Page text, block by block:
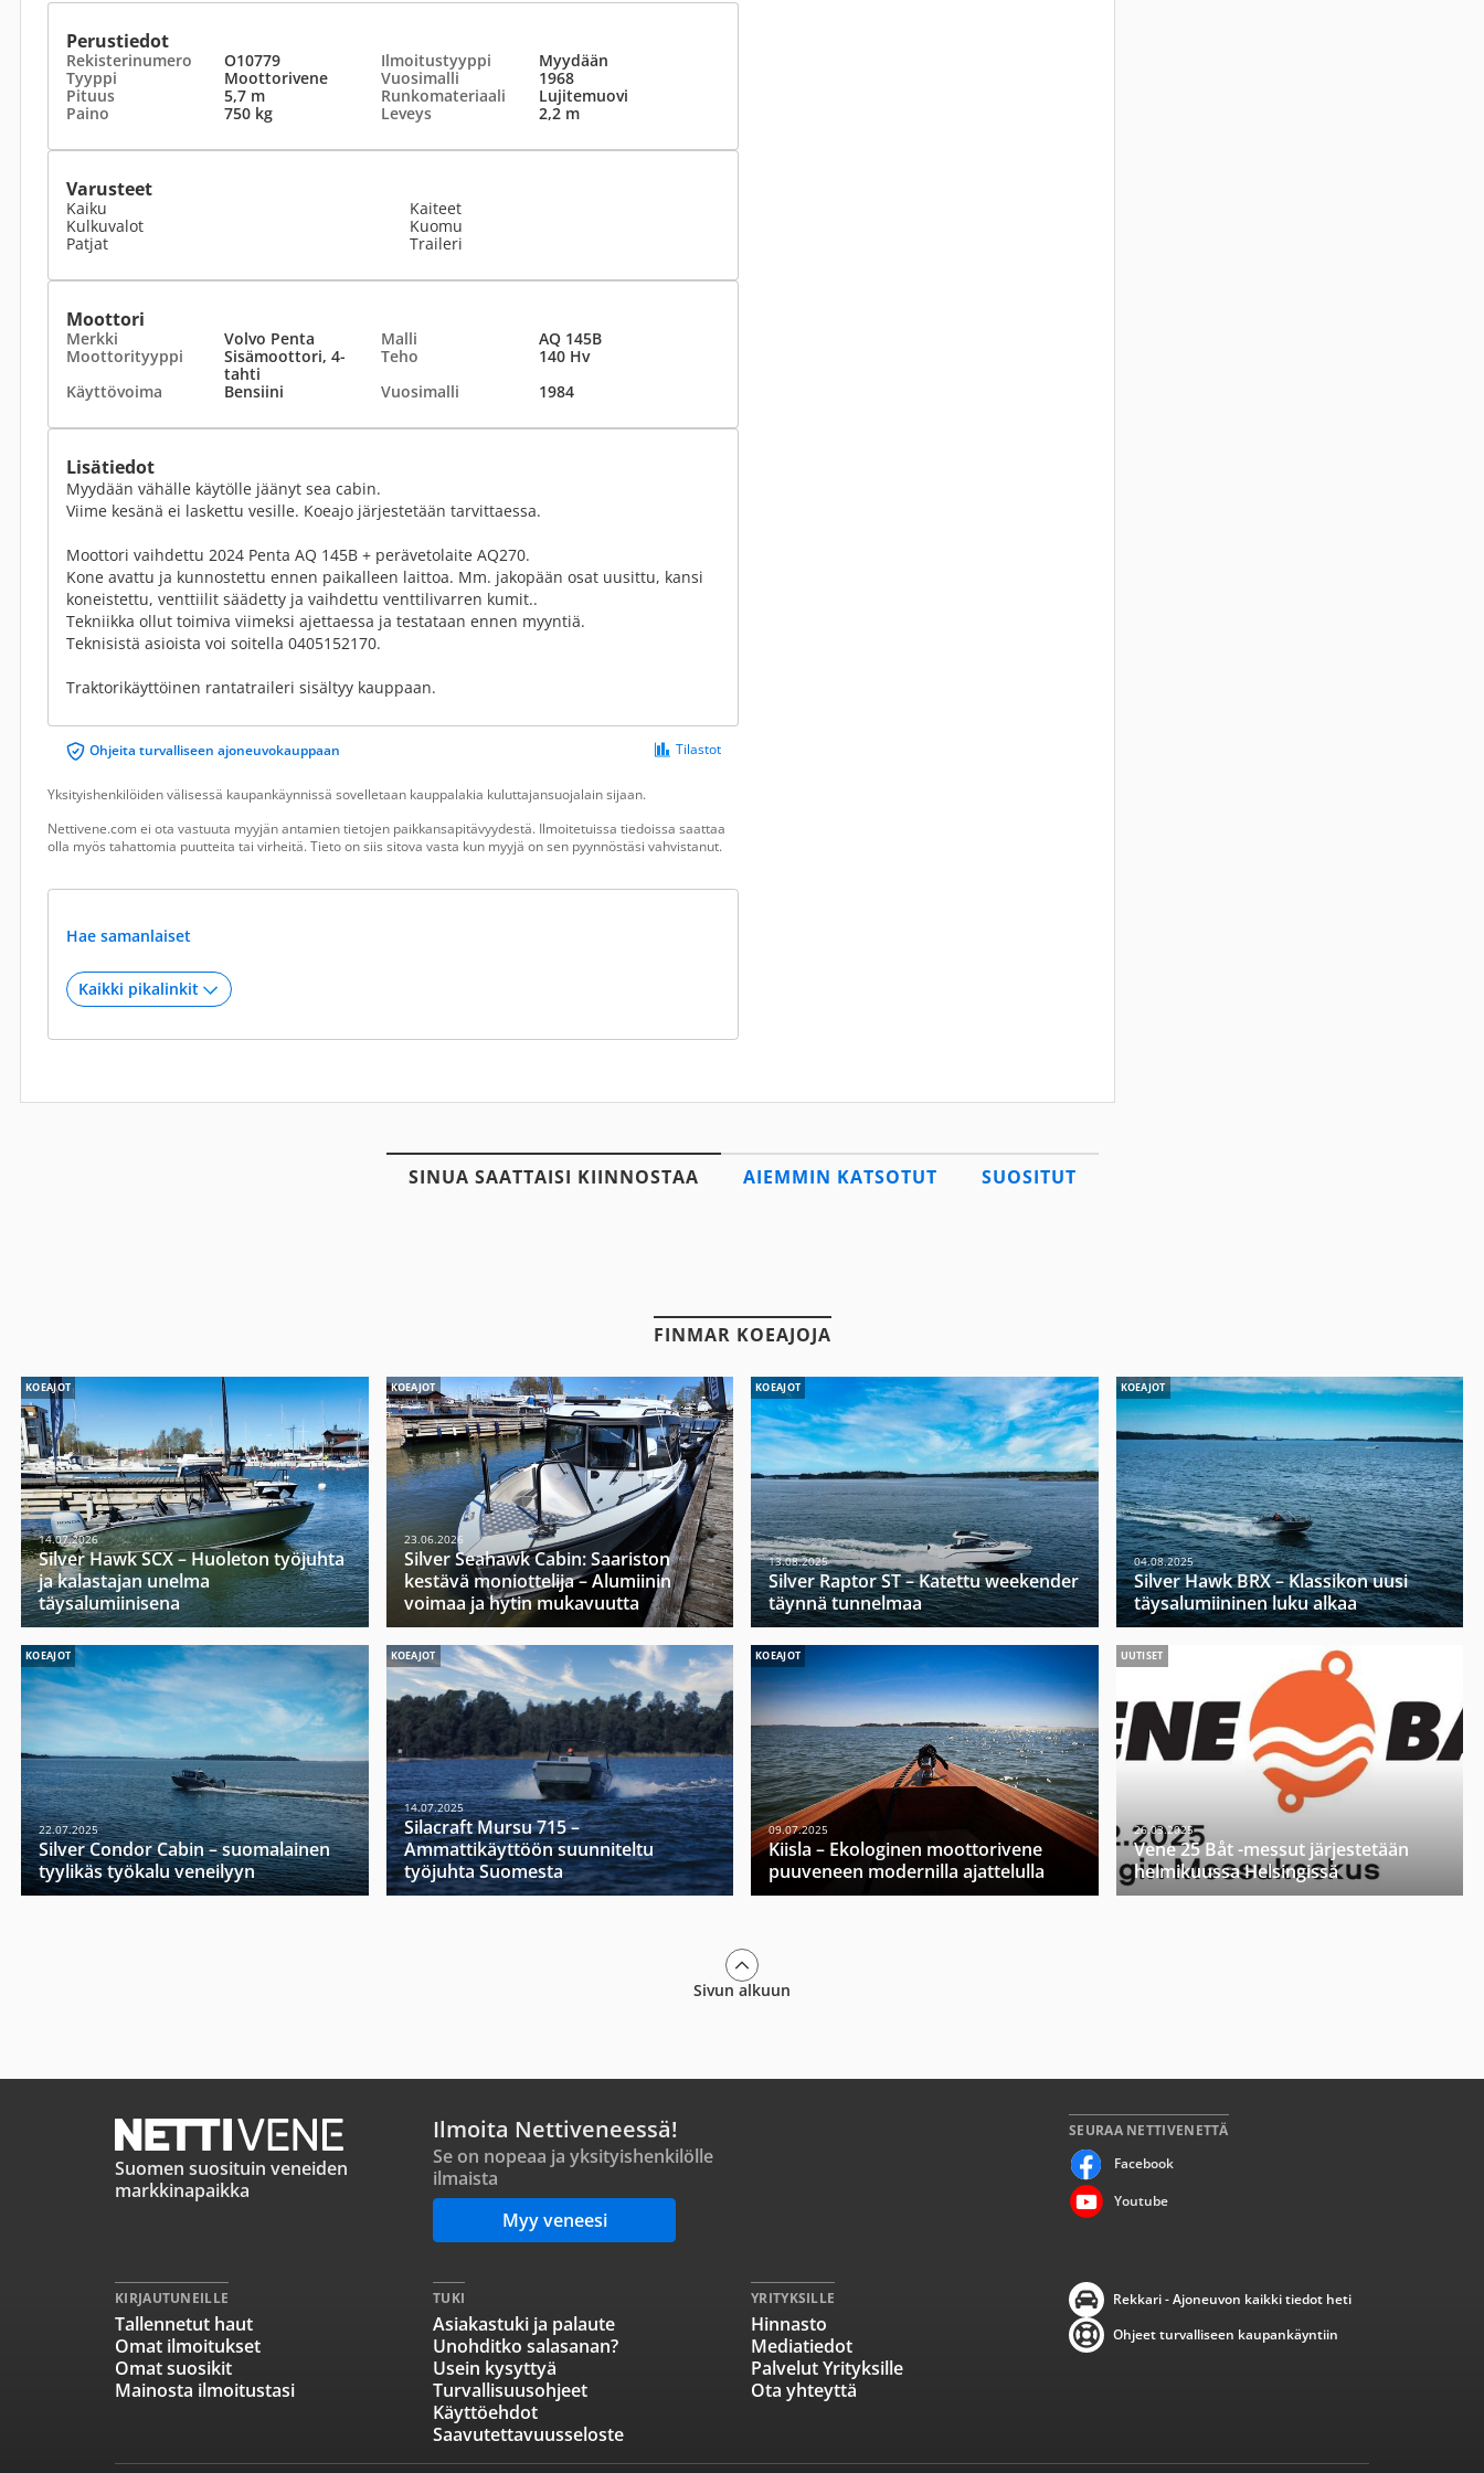
Perustiedot
Rekisterinumero O10779 Ilmoitustyyppi
Myydään
Tyyppi
Moottorivene Vuosimalli
1968
Pituus
5,7 m Runkomateriaali
Lujitemuovi
Paino
750 kg Leveys 2,2 m
Varusteet
Kaiku
Kulkuvalot
Patjat
Kaiteet
Kuomu
Traileri
Moottori
Merkki Volvo Penta Malli
AQ 145B
Moottorityyppi
Sisämoottori, 4-
tahti
Teho
140 Hv
Käyttövoima
Bensiini Vuosimalli 1984
Lisätiedot
Myydään vähälle käytölle jäänyt sea cabin.
Viime kesänä ei laskettu vesille. Koeajo järjestetään tarvittaessa.
Moottori vaihdettu 2024 Penta AQ 145B + perävetolaite AQ270.
Kone avattu ja kunnostettu ennen paikalleen laittoa. Mm. jakopään osat uusittu, kansi
koneistettu, venttiilit säädetty ja vaihdettu venttilivarren kumit..
Tekniikka ollut toimiva viimeksi ajettaessa ja testataan ennen myyntiä.
Teknisistä asioista voi soitella 0405152170.
Traktorikäyttöinen rantatraileri sisältyy kauppaan.
Ohjeita turvalliseen ajoneuvokauppaan Tilastot
Yksityishenkilöiden välisessä kaupankäynnissä sovelletaan kauppalakia kuluttajansuojalain sijaan.
Nettivene.com ei ota vastuuta myyjän antamien tietojen paikkansapitävyydestä. Ilmoitetuissa tiedoissa saattaa
olla myös tahattomia puutteita tai virheitä. Tieto on siis sitova vasta kun myyjä on sen pyynnöstäsi vahvistanut.
Hae samanlaiset
SINUA SAATTAISI KIINNOSTAA AIEMMIN KATSOTUT SUOSITUT
FINMAR KOEAJOJA
KOEAJOT
14.07.2026
Silver Hawk SCX – Huoleton työjuhta
ja kalastajan unelma
täysalumiinisena
KOEAJOT
23.06.2026
Silver Seahawk Cabin: Saariston
kestävä moniottelija – Alumiinin
voimaa ja hytin mukavuutta
KOEAJOT
13.08.2025
Silver Raptor ST – Katettu weekender
täynnä tunnelmaa
KOEAJOT
04.08.2025
Silver Hawk BRX – Klassikon uusi
täysalumiininen luku alkaa
KOEAJOT
22.07.2025
Silver Condor Cabin – suomalainen
tyylikäs työkalu veneilyyn
KOEAJOT
14.07.2025
Silacraft Mursu 715 –
Ammattikäyttöön suunniteltu
työjuhta Suomesta
KOEAJOT
09.07.2025
Kiisla – Ekologinen moottorivene
puuveneen modernilla ajattelulla
UUTISET
26.03.2025
Vene 25 Båt -messut järjestetään
helmikuussa Helsingissä
Sivun alkuun
Suomen suosituin veneiden
markkinapaikka
Ilmoita Nettiveneessä!
Se on nopeaa ja yksityishenkilölle
ilmaista
Myy veneesi
SEURAA NETTIVENETTÄ
Facebook
Youtube
KIRJAUTUNEILLE
Tallennetut haut
Omat ilmoitukset
Omat suosikit
Mainosta ilmoitustasi
TUKI
Asiakastuki ja palaute
Unohditko salasanan?
Usein kysyttyä
Turvallisuusohjeet
Käyttöehdot
Saavutettavuusseloste
YRITYKSILLE
Hinnasto
Mediatiedot
Palvelut Yrityksille
Ota yhteyttä
Rekkari - Ajoneuvon kaikki tiedot heti
Ohjeet turvalliseen kaupankäyntiin